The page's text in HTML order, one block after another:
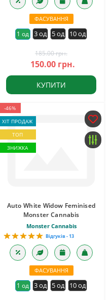
ФАСУВАННЯ
1 од 3 од 5 од 10 од
185.00 грн.
150.00 грн.
КУПИТИ
-46%
ХІТ ПРОДАЖ
ТОП
ЗНИЖКА
Auto White Widow Feminised
Monster Cannabis
Monster Cannabis
Відгуків - 13
ФАСУВАННЯ
1 од 3 од 5 од 10 од